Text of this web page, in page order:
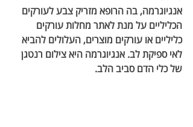
אנגיוגרמה, בה הרופא מזריק צבע לעורקים
הכליליים על מנת לאתר מחלות עורקים
כליליים או עורקים מוצרים, העלולים להביא
לאי ספיקת לב. אנגיוגרמה היא צילום רנטגן
של כלי הדם סביב הלב.